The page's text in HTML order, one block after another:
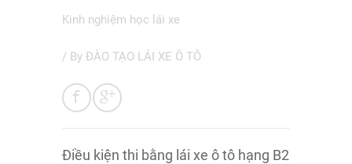
Kinh nghiệm học lái xe
/ By ĐÀO TẠO LÁI XE Ô TÔ
Điều kiện thi bằng lái xe ô tô hạng B2